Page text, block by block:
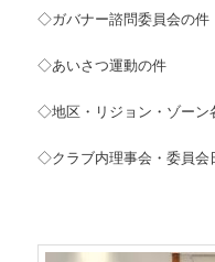
◇ガバナー諮問委員会の件
◇あいさつ運動の件
◇地区・リジョン・ゾーン
◇クラブ内理事会・委員会